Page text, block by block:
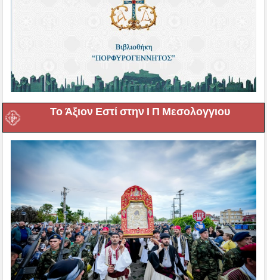
Το Άξιον Εστί στην Ι Π Μεσολογγιου